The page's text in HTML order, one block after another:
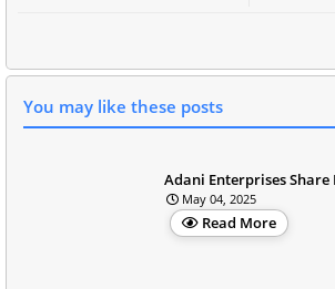
You may like these posts
Adani Enterprises Share
May 04, 2025
Read More